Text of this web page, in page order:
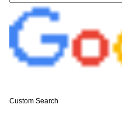
Custom Search